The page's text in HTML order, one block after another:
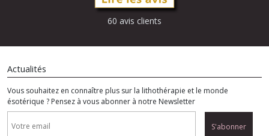
60 avis clients
Actualités
Vous souhaitez en connaître plus sur la lithothérapie et le monde
ésotérique ? Pensez à vous abonner à notre Newsletter
S'abonner